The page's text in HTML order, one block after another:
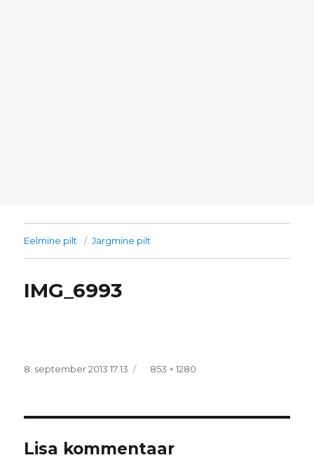
Eelmine pilt Järgmine pilt
IMG_6993
Postitatud
8. september 2013 17:13 Täissuurus
853 × 1280
Lisa kommentaar